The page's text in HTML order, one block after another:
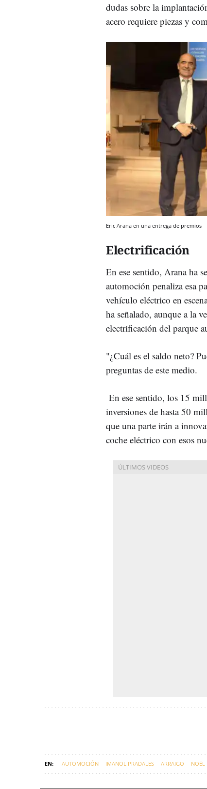
dudas sobre la
acero requiere piezas y
Eric Arana en una entrega de premios
Electrificación
En ese sentido, Arana ha
automoción penaliza esa
vehículo eléctrico en
ha señalado, aunque a la
electrificación del parque
"¿Cuál es el saldo neto?
preguntas de este medio.
En ese sentido, los 15
inversiones de hasta 50
que una parte irán a
coche eléctrico con esos
AUTOMOCIÓN IMANOL PRADALES ARRAIGO NOËL